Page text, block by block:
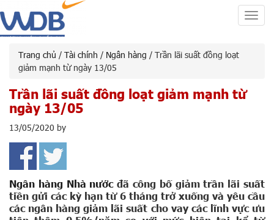
Trang chủ / Tài chính / Ngân hàng / Trần lãi suất đồng loạt
giảm mạnh từ ngày 13/05
Trần lãi suất đồng loạt giảm mạnh từ
ngày 13/05
13/05/2020 by
Ngân hàng Nhà nướcđã công bố giảm trần lãi suất
tiền gửi các kỳ hạn từ 6 tháng trở xuống và yêu cầu
các ngân hàng giảm lãi suất cho vay các lĩnh vực ưu